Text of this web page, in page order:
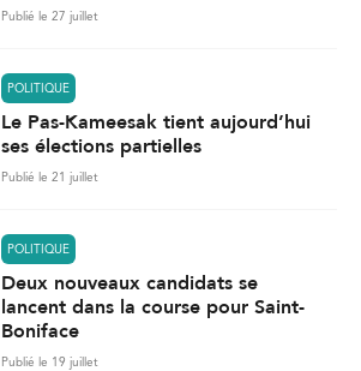
Publié le 27 juillet
POLITIQUE
Le Pas-Kameesak tient aujourd’hui
ses élections partielles
Publié le 21 juillet
POLITIQUE
Deux nouveaux candidats se
lancent dans la course pour Saint-
Boniface
Publié le 19 juillet